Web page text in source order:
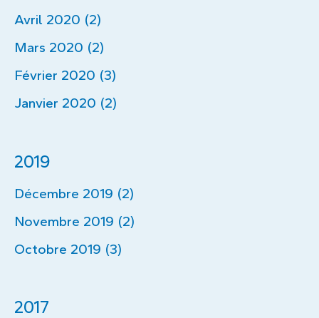
Avril 2020 (2)
Mars 2020 (2)
Février 2020 (3)
Janvier 2020 (2)
2019
Décembre 2019 (2)
Novembre 2019 (2)
Octobre 2019 (3)
2017